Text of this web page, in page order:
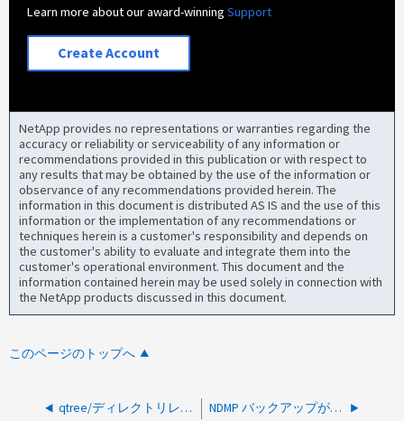
Learn more about our award-winningSupport
Create Account
NetApp provides no representations or warranties regarding the
accuracy or reliability or serviceability of any information or
recommendations provided in this publication or with respect to
any results that may be obtained by the use of the information or
observance of any recommendations provided herein. The
information in this document is distributed AS IS and the use of this
information or the implementation of any recommendations or
techniques herein is a customer's responsibility and depends on
the customer's ability to evaluate and integrate them into the
customer's operational environment. This document and the
information contained herein may be used solely in connection with
the NetApp products discussed in this document.
このページのトップへ
qtree/ディレクトリレベルでNetBackupから実行すると、NDMPバックアップが「DUMP IS ABORTED」というエラーで失敗する NDMP バックアップが失敗しています。エラーコード： 39 ： 424 テープサーバに接続できません